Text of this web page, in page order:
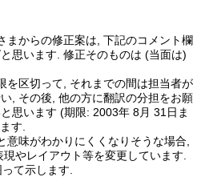
まからの修正案は, 下記のコメント欄
思います. 修正そのものは (当面は)
を区切って, それまでの間は担当者が
, その後, 他の方に翻訳の分担をお願
思います (期限: 2003年 8月 31日ま
す.
意味がわかりにくくなりそうな場合,
やレイアウト等を変更しています.
て示します.